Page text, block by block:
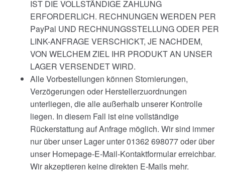
IST DIE VOLLSTÄNDIGE ZAHLUNG
ERFORDERLICH. RECHNUNGEN WERDEN PER
PayPal UND RECHNUNGSSTELLUNG ODER PER
LINK-ANFRAGE VERSCHICKT, JE NACHDEM,
VON WELCHEM ZIEL IHR PRODUKT AN UNSER
LAGER VERSENDET WIRD.
Alle Vorbestellungen können Stornierungen,
Verzögerungen oder Herstellerzuordnungen
unterliegen, die alle außerhalb unserer Kontrolle
liegen. In diesem Fall ist eine vollständige
Rückerstattung auf Anfrage möglich. Wir sind immer
nur über unser Lager unter 01362 698077 oder über
unser Homepage-E-Mail-Kontaktformular erreichbar.
Wir akzeptieren keine direkten E-Mails mehr.